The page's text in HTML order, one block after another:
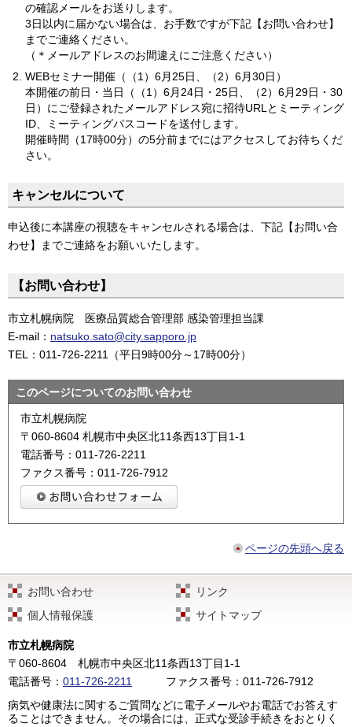
の確認メールをお送りします。
3日以内に届かない場合は、お手数ですが下記【お問い合わせ】
までご連絡ください。
（＊メールアドレスのお間違えにご注意ください）
WEBセミナー開催（（1）6月25日、（2）6月30日）
本開催の前日・当日（（1）6月24日・25日、（2）6月29日・30
日）にご登録されたメールアドレス宛に招待URLとミーティング
ID、ミーティングパスコードを送付します。
開催時間（17時00分）の5分前までにはアクセスしてお待ちくだ
さい。
キャンセルについて
申込後に本講座の視聴をキャンセルされる場合は、下記【お問い合
わせ】までご連絡をお願いいたします。
【お問い合わせ】
市立札幌病院 医療品質総合管理部 感染管理担当課
E-mail： natsuko.sato@city.sapporo.jp
TEL：011-726-2211（平日9時00分～17時00分）
このページについてのお問い合わせ
市立札幌病院
〒060-8604 札幌市中央区北11条西13丁目1-1
電話番号：011-726-2211
ファクス番号：011-726-7912
ページの先頭へ戻る
お問い合わせ
リンク
個人情報保護
サイトマップ
市立札幌病院
〒060-8604
札幌市中央区北11条西13丁目1-1
電話番号： 011-726-2211
ファクス番号：011-726-7912
病気や健康法に関するご質問などに電子メールやお電話でお答えす
ることはできません。その場合には、正式な受診手続きをおとりく